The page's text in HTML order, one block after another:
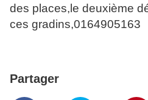
des places,le deuxième
ces gradins,0164905163
Partager